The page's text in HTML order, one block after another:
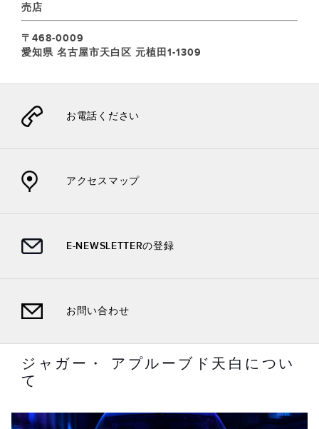
売店
〒468-0009
愛知県 名古屋市天白区 元植田1-1309
お電話ください
アクセスマップ
E-NEWSLETTERの登録
お問い合わせ
ジャガー・ アプルーブド天白につい
て